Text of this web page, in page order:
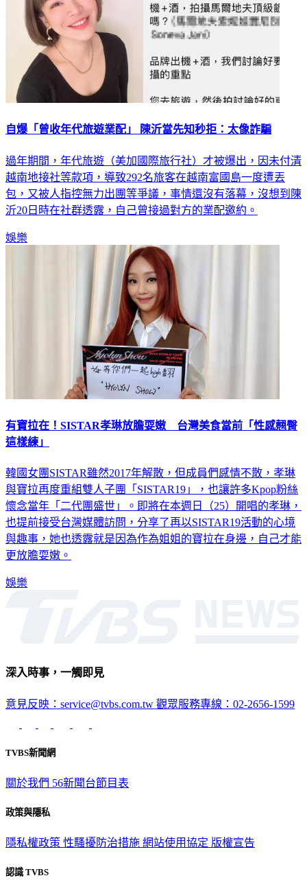
自爆「曾收年代旅遊業配」 陳沂當先知秒拒：太像詐騙
過年期間，年代旅遊（美加國際旅行社）才被爆出，因未付清
越南地接社等款項，導致292名旅客在越南富國島一度遭丟
包，又被人指控無力出團等爭議，事情還沒有落幕，沒想到陳
沂20日時在社群透露，自己曾接過對方的業配邀約。
娛樂
有寶拉在！SISTAR孝琳放膽耍嫩 台灣美食當前「性感翹臀
這樣練」
韓國女團SISTAR雖然2017年解散，但成員們感情不散，孝琳
與寶拉再度重組雙人子團「SISTAR19」，也讓許多Kpop粉絲
懷念當年「二代團盛世」。即將在本週日（25）開唱的孝琳，
也提前接受台灣媒體訪問，分享了再以SISTAR19活動的心境
與趣事，她也透露就是因為作為姐姐的寶拉在身邊，自己才能
更放膽耍嫩。
娛樂
深入時事，一觸即見
意見反映：service@tvbs.com.tw 觀眾服務專線：02-2656-1599
TVBS新聞網
關於我們 56新聞台節目表
政策與隱私
隱私權政策 性騷擾防治措施 網站使用協定 版權宣告
認識 TVBS